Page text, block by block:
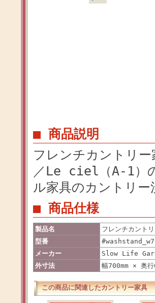
■ 商品説明
フレンチカントリー
／Le ciel（A-1）
ル家具のカントリ
■ 商品仕様
製品名
フレンチカント
型番
メーカー
Slow Life
外寸法
幅700mm × 奥
この商品に関連したカントリー家具